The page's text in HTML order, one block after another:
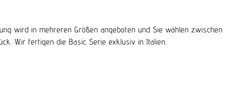
wird in mehreren Größen angeboten und Sie wählen zwischen
Wir fertigen die Basic Serie exklusiv in Italien.